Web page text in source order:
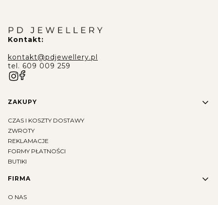
Kontakt:
kontakt@pdjewellery.pl
tel. 609 009 259
Linki w stopce
ZAKUPY
CZAS I KOSZTY DOSTAWY
ZWROTY
REKLAMACJE
FORMY PŁATNOŚCI
BUTIKI
FIRMA
O NAS